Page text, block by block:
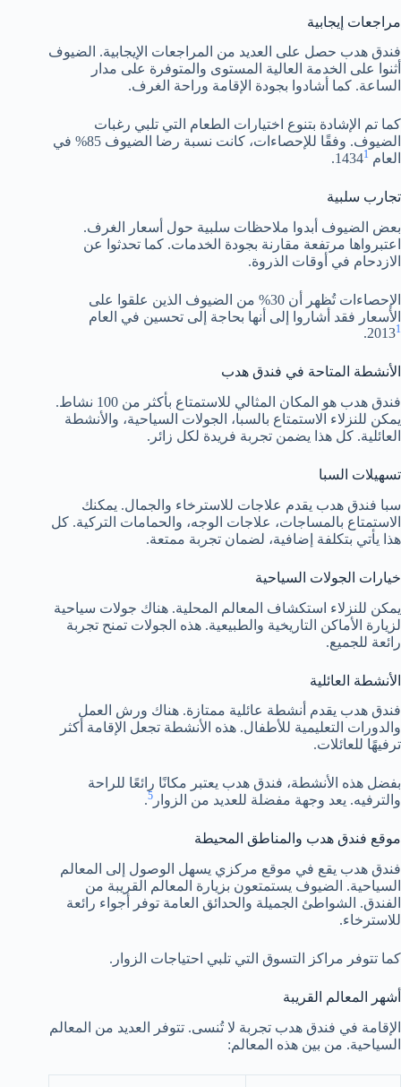
مراجعات إيجابية
فندق هدب حصل على العديد من المراجعات الإيجابية. الضيوف
أثنوا على الخدمة العالية المستوى والمتوفرة على مدار
الساعة. كما أشادوا بجودة الإقامة وراحة الغرف.
كما تم الإشادة بتنوع اختيارات الطعام التي تلبي رغبات
الضيوف. وفقًا للإحصاءات، كانت نسبة رضا الضيوف 85% في
العام 1434 1
.
تجارب سلبية
بعض الضيوف أبدوا ملاحظات سلبية حول أسعار الغرف.
اعتبرواها مرتفعة مقارنة بجودة الخدمات. كما تحدثوا عن
الازدحام في أوقات الذروة.
الإحصاءات تُظهر أن 30% من الضيوف الذين علقوا على
الأسعار فقد أشاروا إلى أنها بحاجة إلى تحسين في العام
20131
.
الأنشطة المتاحة في فندق هدب
فندق هدب هو المكان المثالي للاستمتاع بأكثر من 100 نشاط.
يمكن للنزلاء الاستمتاع بالسبا، الجولات السياحية، والأنشطة
العائلية. كل هذا يضمن تجربة فريدة لكل زائر.
تسهيلات السبا
سبا فندق هدب يقدم علاجات للاسترخاء والجمال. يمكنك
الاستمتاع بالمساجات، علاجات الوجه، والحمامات التركية. كل
هذا يأتي بتكلفة إضافية، لضمان تجربة ممتعة.
خيارات الجولات السياحية
يمكن للنزلاء استكشاف المعالم المحلية. هناك جولات سياحية
لزيارة الأماكن التاريخية والطبيعية. هذه الجولات تمنح تجربة
رائعة للجميع.
الأنشطة العائلية
فندق هدب يقدم أنشطة عائلية ممتازة. هناك ورش العمل
والدورات التعليمية للأطفال. هذه الأنشطة تجعل الإقامة أكثر
ترفيهًا للعائلات.
بفضل هذه الأنشطة، فندق هدب يعتبر مكانًا رائعًا للراحة
والترفيه. يعد وجهة مفضلة للعديد من الزوار 5
.
موقع فندق هدب والمناطق المحيطة
فندق هدب يقع في موقع مركزي يسهل الوصول إلى المعالم
السياحية. الضيوف يستمتعون بزيارة المعالم القريبة من
الفندق. الشواطئ الجميلة والحدائق العامة توفر أجواء رائعة
للاسترخاء.
كما تتوفر مراكز التسوق التي تلبي احتياجات الزوار.
أشهر المعالم القريبة
الإقامة في فندق هدب تجربة لا تُنسى. تتوفر العديد من المعالم
السياحية. من بين هذه المعالم: